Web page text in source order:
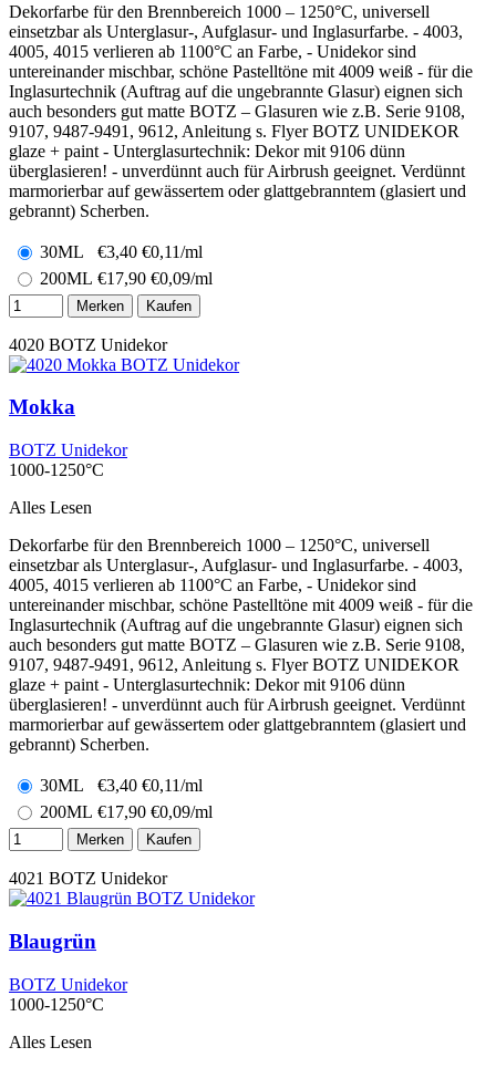
Dekorfarbe für den Brennbereich 1000 – 1250°C, universell
einsetzbar als Unterglasur-, Aufglasur- und Inglasurfarbe. - 4003,
4005, 4015 verlieren ab 1100°C an Farbe, - Unidekor sind
untereinander mischbar, schöne Pastelltöne mit 4009 weiß - für die
Inglasurtechnik (Auftrag auf die ungebrannte Glasur) eignen sich
auch besonders gut matte BOTZ – Glasuren wie z.B. Serie 9108,
9107, 9487-9491, 9612, Anleitung s. Flyer BOTZ UNIDEKOR
glaze + paint - Unterglasurtechnik: Dekor mit 9106 dünn
überglasieren! - unverdünnt auch für Airbrush geeignet. Verdünnt
marmorierbar auf gewässertem oder glattgebranntem (glasiert und
gebrannt) Scherben.
30ML €3,40 €0,11/ml
200ML €17,90 €0,09/ml
Merken Kaufen
4020 BOTZ Unidekor
Mokka
BOTZ Unidekor
1000-1250°C
Alles Lesen
Dekorfarbe für den Brennbereich 1000 – 1250°C, universell
einsetzbar als Unterglasur-, Aufglasur- und Inglasurfarbe. - 4003,
4005, 4015 verlieren ab 1100°C an Farbe, - Unidekor sind
untereinander mischbar, schöne Pastelltöne mit 4009 weiß - für die
Inglasurtechnik (Auftrag auf die ungebrannte Glasur) eignen sich
auch besonders gut matte BOTZ – Glasuren wie z.B. Serie 9108,
9107, 9487-9491, 9612, Anleitung s. Flyer BOTZ UNIDEKOR
glaze + paint - Unterglasurtechnik: Dekor mit 9106 dünn
überglasieren! - unverdünnt auch für Airbrush geeignet. Verdünnt
marmorierbar auf gewässertem oder glattgebranntem (glasiert und
gebrannt) Scherben.
30ML €3,40 €0,11/ml
200ML €17,90 €0,09/ml
Merken Kaufen
4021 BOTZ Unidekor
Blaugrün
BOTZ Unidekor
1000-1250°C
Alles Lesen